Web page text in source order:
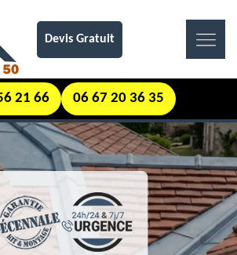
Devis Gratuit
21 66 06 67 20 36 35